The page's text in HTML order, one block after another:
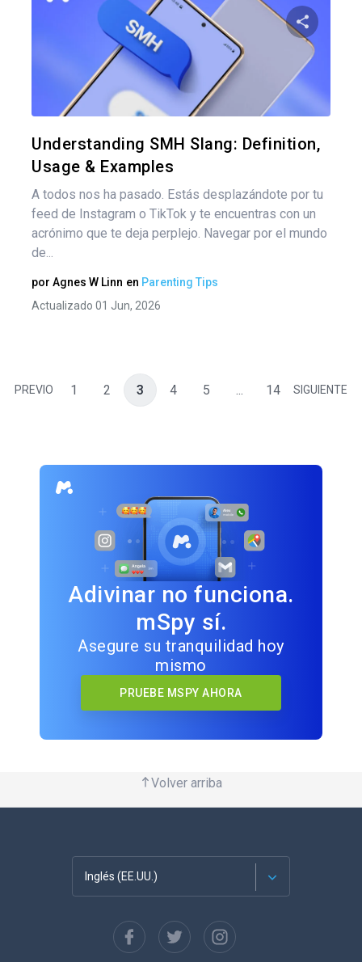
Understanding SMH Slang: Definition,
Usage & Examples
A todos nos ha pasado. Estás desplazándote por tu
feed de Instagram o TikTok y te encuentras con un
acrónimo que te deja perplejo. Navegar por el mundo
de...
por Agnes W Linn en Parenting Tips
Actualizado 01 Jun, 2026
PREVIO 1 2 3 4 5 ... 14 SIGUIENTE
Adivinar no funciona.
mSpy sí.
Asegure su tranquilidad hoy
mismo
PRUEBE MSPY AHORA
Volver arriba
Inglés (EE.UU.)
English